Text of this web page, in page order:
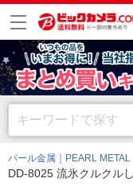
パール金属｜PEARL METAL
DD-8025 流氷クルクル